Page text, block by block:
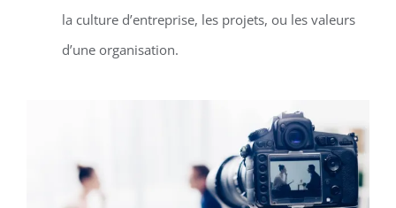
la culture d’entreprise, les projets, ou les valeurs
d’une organisation.